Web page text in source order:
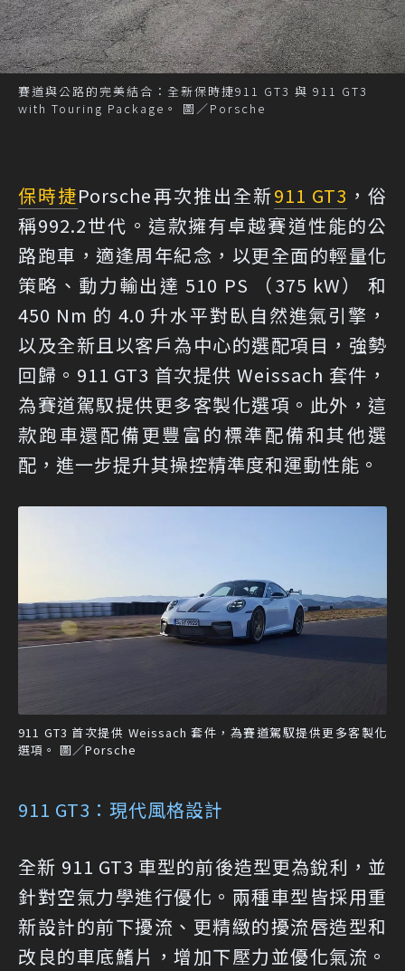
賽道與公路的完美結合：全新保時捷911 GT3 與 911 GT3
with Touring Package。 圖／Porsche
保時捷Porsche再次推出全新911 GT3 ，俗
稱992.2世代。這款擁有卓越賽道性能的公
路跑車，適逢周年紀念，以更全面的輕量化
策略、動力輸出達 510 PS （375 kW） 和
450 Nm 的 4.0 升水平對臥自然進氣引擎，
以及全新且以客戶為中心的選配項目，強勢
回歸。911 GT3 首次提供 Weissach 套件，
為賽道駕馭提供更多客製化選項。此外，這
款跑車還配備更豐富的標準配備和其他選
配，進一步提升其操控精準度和運動性能。
911 GT3 首次提供 Weissach 套件，為賽道駕馭提供更多客製化
選項。 圖／Porsche
911 GT3：現代風格設計
全新 911 GT3 車型的前後造型更為銳利，並
針對空氣力學進行優化。兩種車型皆採用重
新設計的前下擾流、更精緻的擾流唇造型和
改良的車底鰭片，增加下壓力並優化氣流。